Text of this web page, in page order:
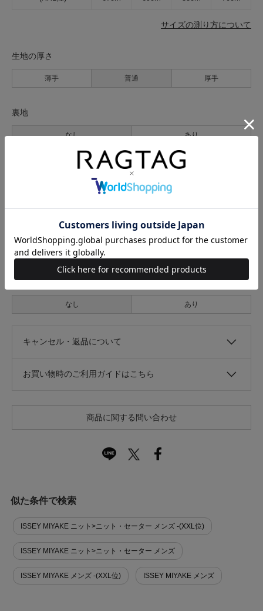
サイズの測り方について
生地の厚さ
薄手 普通 厚手
裏地
なし あり
なし
光沢
なし あり
キャンセル・返品について
お買い物時のご利用ガイドはこちら
商品に関する問い合わせ
似た条件で検索
ISSEY MIYAKE ニット>ニット・セーター メンズ -(XXL位)
ISSEY MIYAKE ニット>ニット・セーター メンズ
ISSEY MIYAKE メンズ -(XXL位) ISSEY MIYAKE メンズ